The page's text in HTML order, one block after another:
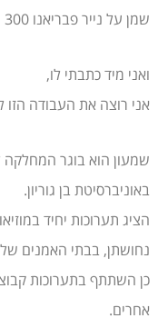
שמן על נייר פבריאנו 300 גרם, 100 66X ס"מ
ואני מיד כתבתי לו,
אני רוצה את העבודה הזו
שמעון הוא בוגר המחלקה
באוניברסיטת בן גוריון.
הציג תערוכות יחיד
נחושתן, בבתי האמנים של
כן השתתף בתערוכות
אחרים.